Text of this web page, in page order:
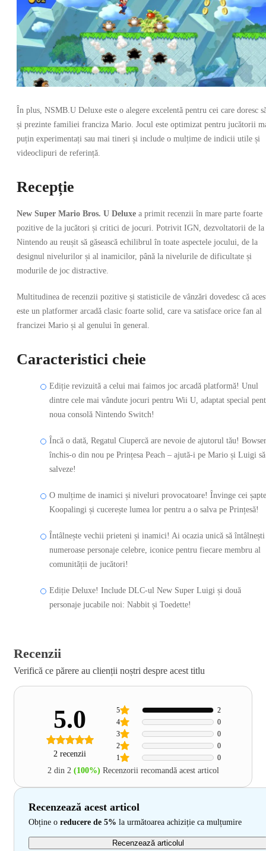
În plus, NSMB.U Deluxe este o alegere excelentă pentru cei care doresc
și prezinte familiei franciza Mario. Jocul este optimizat pentru jucătorii
puțin experimentați sau mai tineri și include o mulțime de indicii utile și
videoclipuri de referință.
Recepție
New Super Mario Bros. U Deluxe a primit recenzii în mare parte foarte
pozitive de la jucători și critici de jocuri. Potrivit IGN, dezvoltatorii de la
Nintendo au reușit să găsească echilibrul în toate aspectele jocului, de la
designul nivelurilor și al inamicilor, până la nivelurile de dificultate și
modurile de joc distractive.
Multitudinea de recenzii pozitive și statisticile de vânzări dovedesc că
este un platformer arcadă clasic foarte solid, care va satisface orice fan al
francizei Mario și al genului în general.
Caracteristici cheie
Ediție revizuită a celui mai faimos joc arcadă platformă! Unul
dintre cele mai vândute jocuri pentru Wii U, adaptat special
noua consolă Nintendo Switch!
Încă o dată, Regatul Ciupercă are nevoie de ajutorul tău!
închis-o din nou pe Prințesa Peach – ajută-i pe Mario și Luigi
salveze!
O mulțime de inamici și niveluri provocatoare! Învinge cei șapte
Koopalingi și cucerește lumea lor pentru a o salva pe Prințesă!
Întâlnește vechii prieteni și inamici! Ai ocazia unică să întâlnești
numeroase personaje celebre, iconice pentru fiecare membru al
comunității de jucători!
Ediție Deluxe! Include DLC-ul New Super Luigi și două
personaje jucabile noi: Nabbit și Toedette!
Recenzii
Verifică ce părere au clienții noștri despre acest titlu
5.0
2 recenzii 1 0
2 0
3 0
4 0
5 2
2 din 2 (100%) Recenzorii recomandă acest articol
Recenzează acest articol
Obține o reducere de 5% la următoarea achiziție ca mulțumire
Recenzează articolul